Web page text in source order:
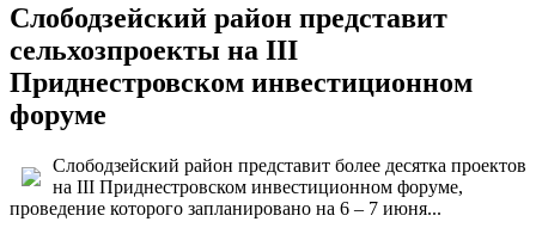
Слободзейский район представит
сельхозпроекты на III
Приднестровском инвестиционном
форуме
Слободзейский район представит более десятка проектов
на III Приднестровском инвестиционном форуме,
проведение которого запланировано на 6 – 7 июня...